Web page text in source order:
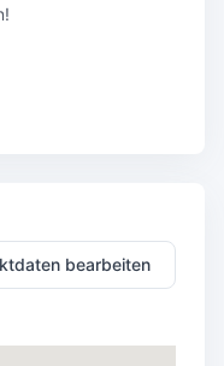
bearbeiten